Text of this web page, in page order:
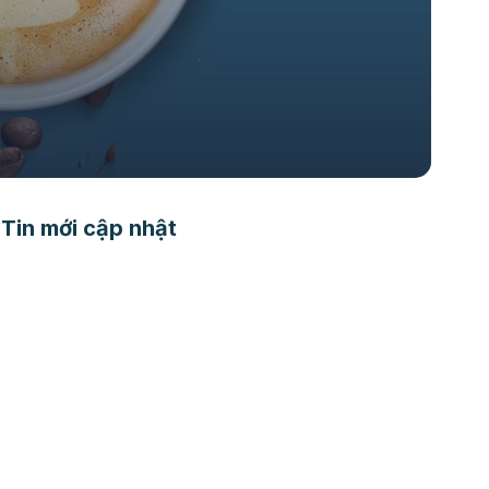
Tin mới cập nhật